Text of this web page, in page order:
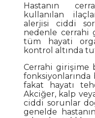
Hastanın
kullanılan
alerjisi ciddi
nedenle cerrahi
tüm hayati
kontrol altında
Cerrahi girişime
fakat hayatı
Akciğer, kalp
ciddi sorunlar
genelde